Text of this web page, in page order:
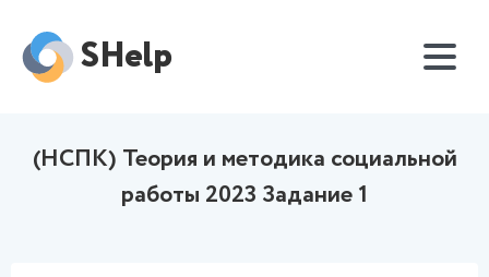
SHelp
(НСПК) Теория и методика социальной
работы 2023 Задание 1